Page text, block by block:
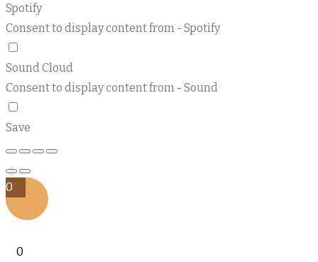
Spotify
Consent to display content from - Spotify
Sound Cloud
Consent to display content from - Sound
Save
0
0